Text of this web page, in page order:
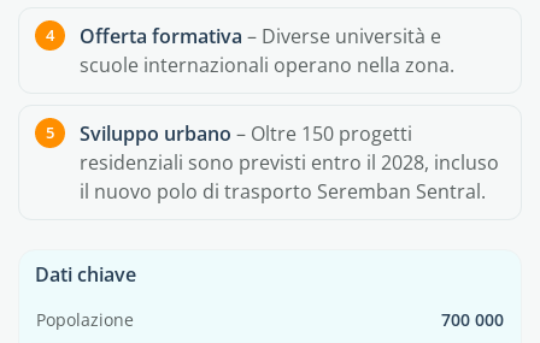
Offerta formativa – Diverse università e
scuole internazionali operano nella zona.
Sviluppo urbano – Oltre 150 progetti
residenziali sono previsti entro il 2028, incluso
il nuovo polo di trasporto Seremban Sentral.
Dati chiave
Popolazione 700 000